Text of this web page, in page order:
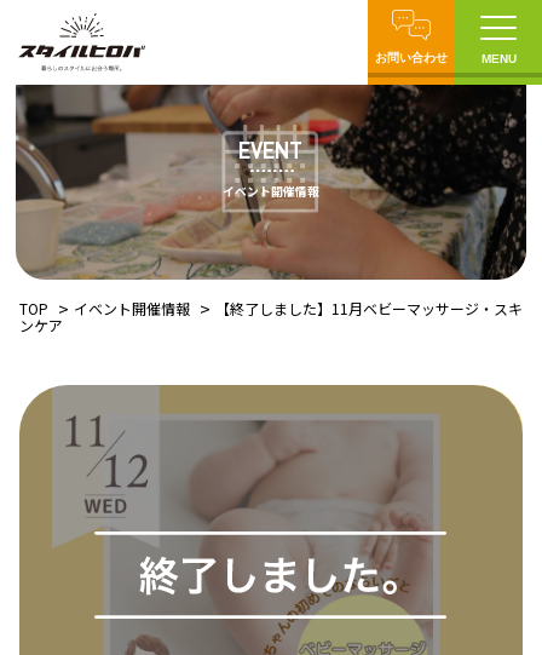
お問い合わせ MENU
EVENT
イベント開催情報
TOP イベント開催情報
【終了しました】11月ベビーマッサージ・スキ
ンケア